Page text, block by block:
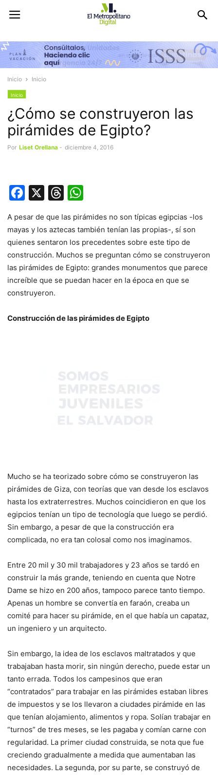
Inicio Inicio
Inicio
¿Cómo se construyeron las
pirámides de Egipto?
Por Liset Orellana - diciembre 4, 2016
Facebook
X Threads
A pesar de que las pirámides no son típicas egipcias -los
mayas y los aztecas también tenían las propias-, sí son
quienes sentaron los precedentes sobre este tipo de
construcción. Muchos se preguntan cómo se construyeron
las pirámides de Egipto: grandes monumentos que parece
increíble que se puedan hacer en la época en que se
construyeron.
Construcción de las pirámides de Egipto
Mucho se ha teorizado sobre cómo se construyeron las
pirámides de Giza, con teorías que van desde los esclavos
hasta los extraterrestres. Muchos coincidieron en que los
egipcios tenían un tipo de tecnología que luego se perdió.
Sin embargo, a pesar de que la construcción era
complicada, no era tan colosal como nos imaginamos.
Entre 20 mil y 30 mil trabajadores y 23 años se tardó en
construir la más grande, teniendo en cuenta que Notre
Dame se hizo en 200 años, tampoco parece tanto tiempo.
Apenas un hombre se convertía en faraón, creaba un
comité para hacer su pirámide, en el que había un capataz,
un ingeniero y un arquitecto.
Sin embargo, la idea de los esclavos maltratados y que
trabajaban hasta morir, sin ningún derecho, puede estar un
tanto errada. Todos los campesinos que eran
“contratados” para trabajar en las pirámides estaban libres
de impuestos y se los llevaron a ciudades pirámide en las
que tenían alojamiento, alimentos y ropa. Solían trabajar en
“turnos” de tres meses, se les pagaba y comían carne con
regularidad. La primer ciudad construida, se nota que fue
creciendo gradualmente a medida que aumentaban las
necesidades. La segunda, por su parte, se construyó de